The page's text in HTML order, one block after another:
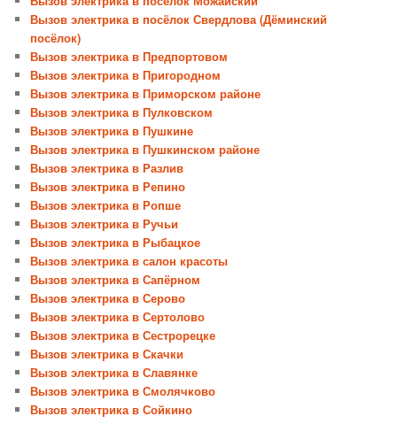
Вызов электрика в посёлок Свердлова (Дёминский
посёлок)
Вызов электрика в Предпортовом
Вызов электрика в Пригородном
Вызов электрика в Приморском районе
Вызов электрика в Пулковском
Вызов электрика в Пушкине
Вызов электрика в Пушкинском районе
Вызов электрика в Разлив
Вызов электрика в Репино
Вызов электрика в Ропше
Вызов электрика в Ручьи
Вызов электрика в Рыбацкое
Вызов электрика в салон красоты
Вызов электрика в Сапёрном
Вызов электрика в Серово
Вызов электрика в Сертолово
Вызов электрика в Сестрорецке
Вызов электрика в Скачки
Вызов электрика в Славянке
Вызов электрика в Смолячково
Вызов электрика в Сойкино